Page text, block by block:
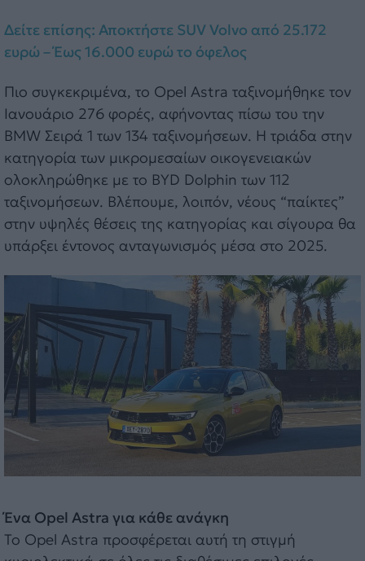
Δείτε επίσης: Αποκτήστε SUV Volvo από 25.172
ευρώ – Έως 16.000 ευρώ το όφελος
Πιο συγκεκριμένα, το Opel Astra ταξινομήθηκε τον
Ιανουάριο 276 φορές, αφήνοντας πίσω του την
BMW Σειρά 1 των 134 ταξινομήσεων. Η τριάδα στην
κατηγορία των μικρομεσαίων οικογενειακών
ολοκληρώθηκε με το BYD Dolphin των 112
ταξινομήσεων. Βλέπουμε, λοιπόν, νέους “παίκτες”
στην υψηλές θέσεις της κατηγορίας και σίγουρα θα
υπάρξει έντονος ανταγωνισμός μέσα στο 2025.
Ένα Opel Astra για κάθε ανάγκη
Το Opel Astra προσφέρεται αυτή τη στιγμή